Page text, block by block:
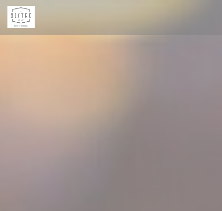
Πίνακας διαχείρισης "Μπισκότων" (Cookies)